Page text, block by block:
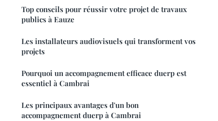
Top conseils pour réussir votre projet de travaux
publics à Eauze
Les installateurs audiovisuels qui transforment vos
projets
Pourquoi un accompagnement efficace duerp est
essentiel à Cambrai
Les principaux avantages d'un bon
accompagnement duerp à Cambrai